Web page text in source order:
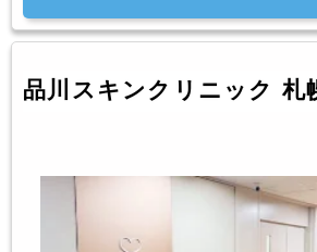
品川スキンクリニック 札